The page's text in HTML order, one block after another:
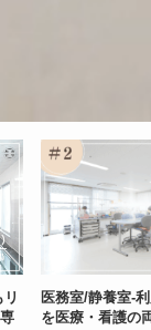
医務室/静養室-
を医療・看護の